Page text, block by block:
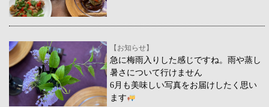
【お知らせ】
急に梅雨入りした感じですね。雨や蒸し
暑さについて行けません
6月も美味しい写真をお届けしたく思い
ます